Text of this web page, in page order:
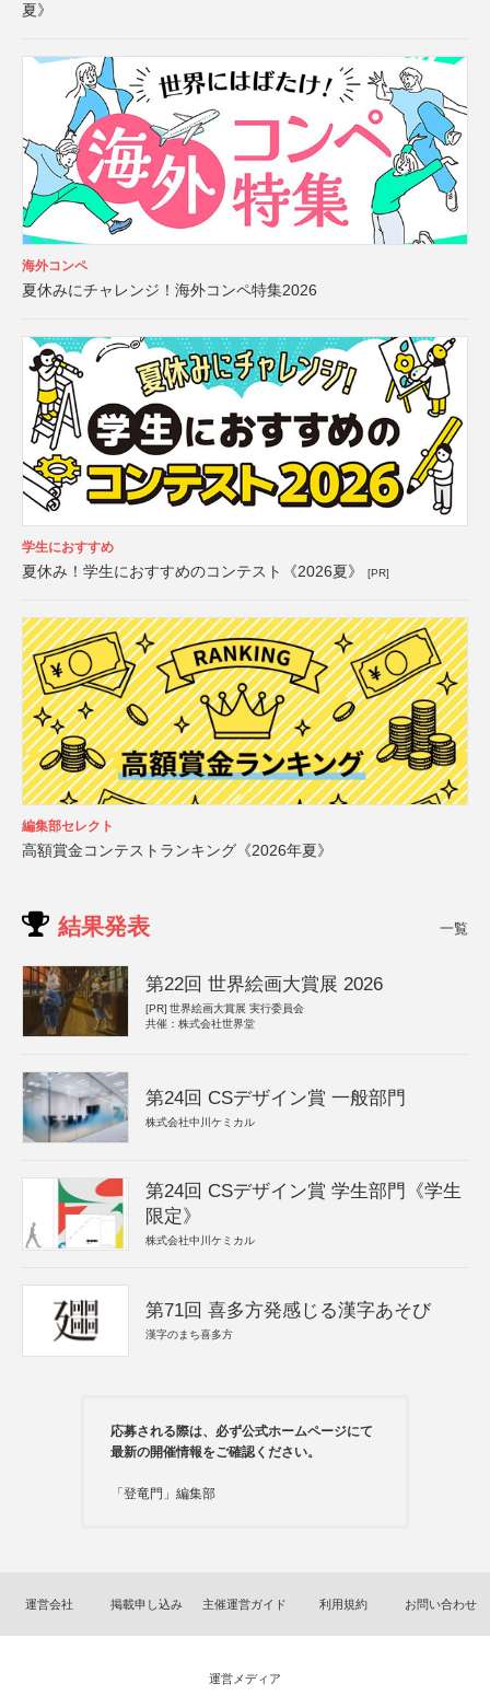
夏》
海外コンペ
夏休みにチャレンジ！海外コンペ特集2026
学生におすすめ
夏休み！学生におすすめのコンテスト《2026夏》 [PR]
編集部セレクト
高額賞金コンテストランキング《2026年夏》
結果発表 一覧
第22回 世界絵画大賞展 2026
[PR] 世界絵画大賞展 実行委員会
共催：株式会社世界堂
第24回 CSデザイン賞 一般部門
株式会社中川ケミカル
第24回 CSデザイン賞 学生部門《学生
限定》
株式会社中川ケミカル
第71回 喜多方発感じる漢字あそび
漢字のまち喜多方
応募される際は、必ず公式ホームページにて
最新の開催情報をご確認ください。
「登竜門」編集部
運営会社 掲載申し込み 主催運営ガイド 利用規約 お問い合わせ
運営メディア